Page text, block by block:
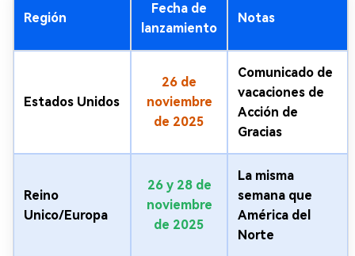
Región
Fecha de
lanzamiento
Notas
Estados Unidos
26 de
noviembre
de 2025
Comunicado de
vacaciones de
Acción de
Gracias
Reino
Unico/Europa
26 y 28 de
noviembre
de 2025
La misma
semana que
América del
Norte